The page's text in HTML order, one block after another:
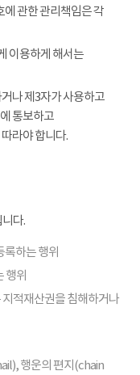
관한 관리책임은 각
이용하게 해서는
나 제3자가 사용하고
통보하고
라야 합니다.
다.
록하는 행위
행위
적재산권을 침해하거나
행운의 편지(chain